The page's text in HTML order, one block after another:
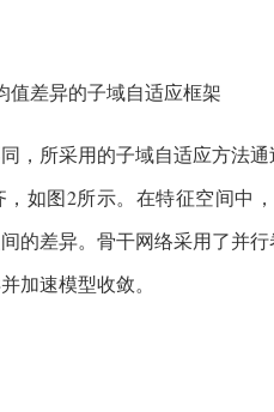
值差异的子域自适应框架
，所采用的子域自适应方法
如图2所示。在特征空间中
的差异。骨干网络采用了并
加速模型收敛。